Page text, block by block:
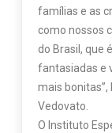
famílias e as
como nossos
do Brasil, que
fantasiadas e
mais
Vedovato.
O Instituto